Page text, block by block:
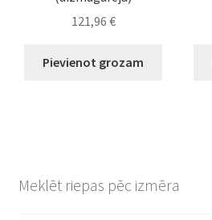
121,96 €
Pievienot grozam
Meklēt riepas pēc izmēra